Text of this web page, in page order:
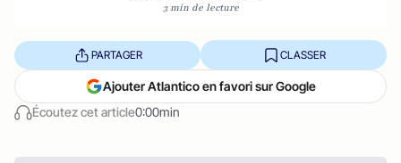
3 min de lecture
Écoutez cet article0:00min
PARTAGER CLASSER
Ajouter Atlantico en favori sur Google